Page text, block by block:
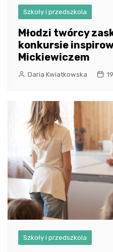
Szkoły i przedszkola
Młodzi twórcy
konkursie
Mickiewiczem
Daria Kwiatkowska
Szkoły i przedszkola